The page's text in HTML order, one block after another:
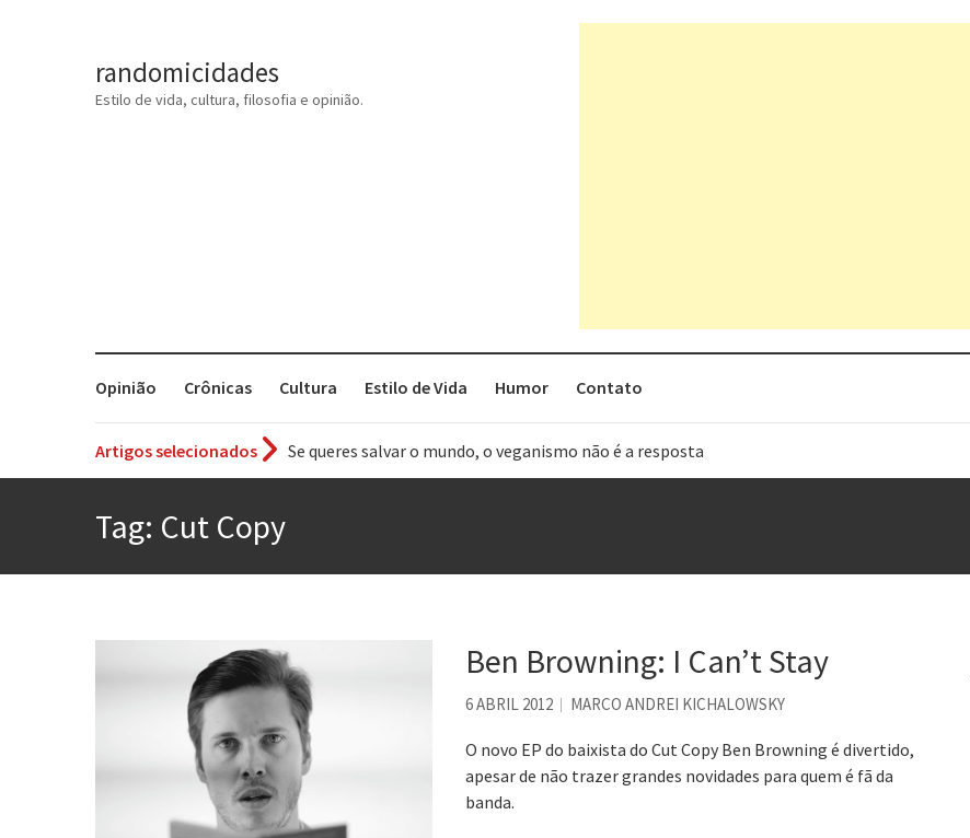
randomicidades
Estilo de vida, cultura, filosofia e opinião.
Opinião Crônicas Cultura Estilo de Vida Humor Contato
Artigos selecionados
Tem que filmar isso daí
Contardo Calligaris prega o “direito à tristeza”
Os causos de Jorge Luis Borges
Voto obrigatório é correto?
Se queres salvar o mundo, o veganismo não é a resposta
Tag: Cut Copy
Ben Browning: I Can’t Stay
6 ABRIL 2012 MARCO ANDREI KICHALOWSKY
O novo EP do baixista do Cut Copy Ben Browning é divertido,
apesar de não trazer grandes novidades para quem é fã da
banda.